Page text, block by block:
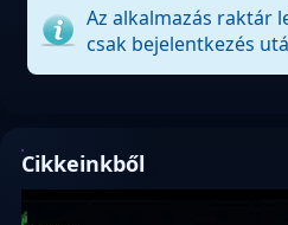
Az alkalmazás raktár
csak bejelentkezés
Cikkeinkből